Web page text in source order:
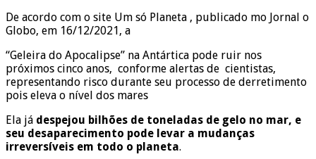
De acordo com o site Um só Planeta , publicado mo Jornal o
Globo, em 16/12/2021, a
“Geleira do Apocalipse” na Antártica pode ruir nos
próximos cinco anos, conforme alertas de cientistas,
representando risco durante seu processo de derretimento
pois eleva o nível dos mares
Ela já despejou bilhões de toneladas de gelo no mar, e
seu desaparecimento pode levar a mudanças
irreversíveis em todo o planeta.